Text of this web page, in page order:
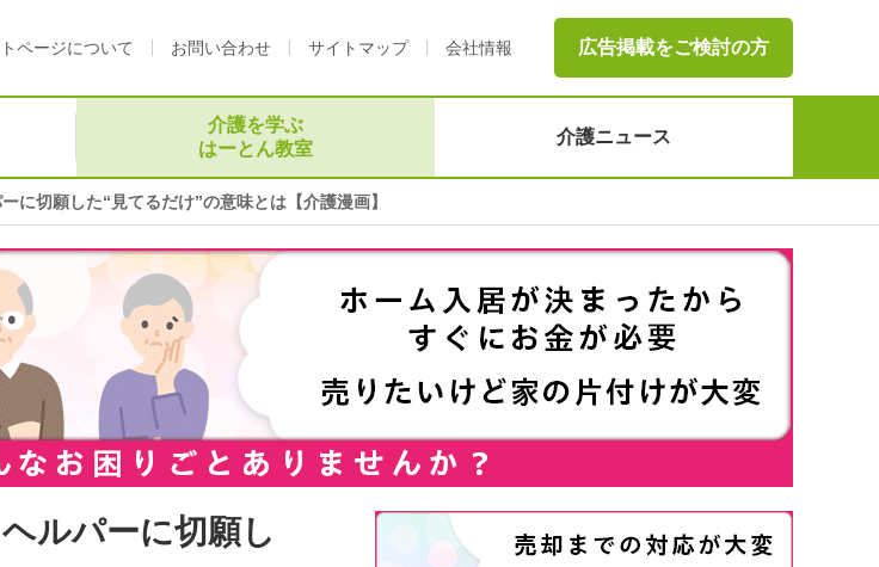
ページについて お問い合わせ サイトマップ 会社情報 広告掲載をご検討の方
介護を学ぶ
はーとん教室
介護ニュース
に切願した“見てるだけ”の意味とは【介護漫画】
ルパーに切願し